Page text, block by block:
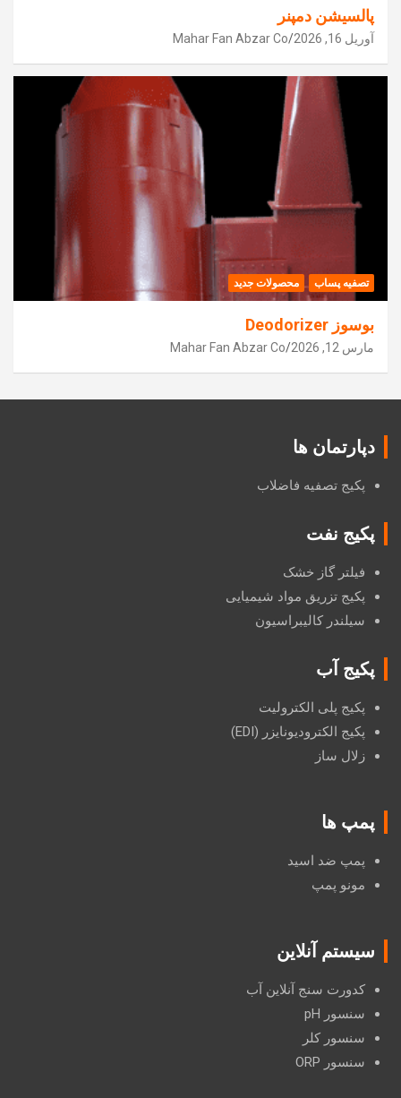
پالسیشن دمپنر
آوریل 16, 2026 Mahar Fan Abzar Co
تصفیه پساب محصولات جدید
بوسوز Deodorizer
مارس 12, 2026 Mahar Fan Abzar Co
دپارتمان ها
پکیج تصفیه فاضلاب
پکیج نفت
فیلتر گاز خشک
پکیج تزریق مواد شیمیایی
سیلندر کالیبراسیون
پکیج آب
پکیج پلی الکترولیت
پکیج الکترودیونایزر (EDI)
زلال ساز
پمپ ها
پمپ ضد اسید
مونو پمپ
سیستم آنلاین
کدورت سنج آنلاین آب
سنسور pH
سنسور کلر
سنسور ORP